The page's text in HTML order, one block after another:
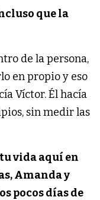
que la
de la persona,
en propio y eso
Víctor. Él hacía
sin medir las
vida aquí en
Amanda y
pocos días de